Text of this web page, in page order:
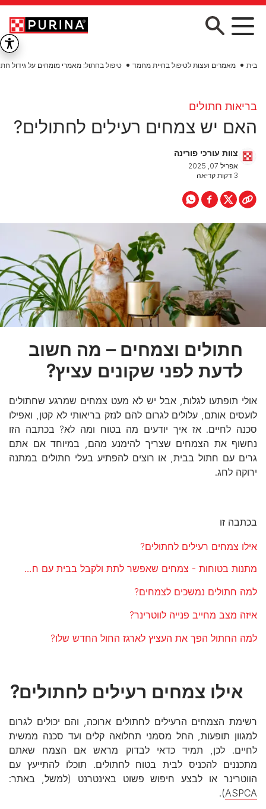
Skip to main content
בית מאמרים ועצות לטיפול בחיית מחמד טיפול בחתול: מאמרי מומחים על גידול
בריאות חתולים
האם יש צמחים רעילים לחתולים?
צוות עורכי פורינה
אפריל 07, 2025
3 דקות קריאה
חתולים וצמחים – מה חשוב
לדעת לפני שקונים עציץ?
אולי תופתעו לגלות, אבל יש לא מעט צמחים שמרגע שחתולים
לועסים אותם, עלולים לגרום להם לנזק בריאותי לא קטן, ואפילו
סכנה לחיים. אז איך יודעים מה בטוח ומה לא? בכתבה הזו
נחשוף את הצמחים שצריך להימנע מהם, במיוחד אם אתם
גרים עם חתול בבית, או רוצים להפתיע בעלי חתולים במתנה
ירוקה לחג.
בכתבה זו
אילו צמחים רעילים לחתולים?
מתנות בטוחות - צמחים שאפשר לתת ולקבל בבית עם חתולים
למה חתולים נמשכים לצמחים?
איזה מצב מחייב פנייה לווטרינר?
למה החתול הפך את העציץ לארגז החול החדש שלו?
אילו צמחים רעילים לחתולים?
רשימת הצמחים הרעילים לחתולים ארוכה, והם יכולים לגרום
למגוון תופעות, החל מסמני תחלואה קלים ועד סכנה ממשית
לחיים. לכן, תמיד כדאי לבדוק מראש אם הצמח שאתם
מתכננים להכניס לבית בטוח לחתולים. תוכלו להתייעץ עם
הווטרינר או לבצע חיפוש פשוט באינטרנט (למשל, באתר:
ASPCA
).